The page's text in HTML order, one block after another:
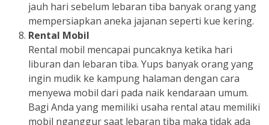
jauh hari sebelum lebaran tiba banyak orang yang
mempersiapkan aneka jajanan seperti kue kering.
Rental Mobil
Rental mobil mencapai puncaknya ketika hari
liburan dan lebaran tiba. Yups banyak orang yang
ingin mudik ke kampung halaman dengan cara
menyewa mobil dari pada naik kendaraan umum.
Bagi Anda yang memiliki usaha rental atau memiliki
mobil nganggur saat lebaran tiba maka tidak ada